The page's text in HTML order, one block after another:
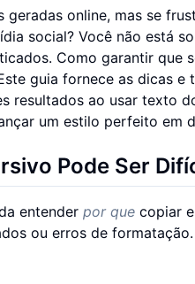
online, mas se
social? Você não está
Como garantir que
guia fornece as dicas
resultados ao usar texto
um estilo perfeito em
Pode Ser
entender por que copiar
ou erros de